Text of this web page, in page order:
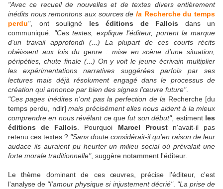
"Avec ce recueil de nouvelles et de textes divers entièrement
inédits nous remontons aux sources de la Recherche du temps
perdu", ont souligné les éditions de Fallois dans un
communiqué. "Ces textes, explique l'éditeur, portent la marque
d'un travail approfondi (...) La plupart de ces courts récits
obéissent aux lois du genre : mise en scène d'une situation,
péripéties, chute finale (...) On y voit le jeune écrivain multiplier
les expérimentations narratives suggérées parfois par ses
lectures mais déjà résolument engagé dans le processus de
création qui annonce par bien des signes l’œuvre future".
"Ces pages inédites n'ont pas la perfection de la Recherche [du
temps perdu, ndlr] mais précisément elles nous aident à la mieux
comprendre en nous révélant ce que fut son début", estiment les
éditions de Fallois . Pourquoi Marcel Proust n'avait-il pas
retenu ces textes ? "Sans doute considérait-il qu'en raison de leur
audace ils auraient pu heurter un milieu social où prévalait une
forte morale traditionnelle", suggère notamment l'éditeur.
Le thème dominant de ces œuvres, précise l'éditeur, c'est
l'analyse de "l'amour physique si injustement décrié". "La prise de